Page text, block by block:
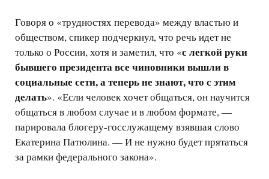
Говоря о «трудностях перевода» между властью и
обществом, спикер подчеркнул, что речь идет не
только о России, хотя и заметил, что «с легкой руки
бывшего президента все чиновники вышли в
социальные сети, а теперь не знают, что с этим
делать». «Если человек хочет общаться, он научится
общаться в любом случае и в любом формате, —
парировала блогеру-госслужащему взявшая слово
Екатерина Патюлина. — И не нужно будет прятаться
за рамки федерального закона».